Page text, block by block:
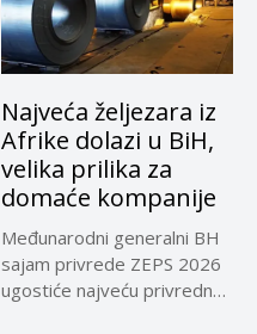
Najveća željezara iz
Afrike dolazi u BiH,
velika prilika za
domaće kompanije
Međunarodni generalni BH
sajam privrede ZEPS 2026
ugostiće najveću privrednu